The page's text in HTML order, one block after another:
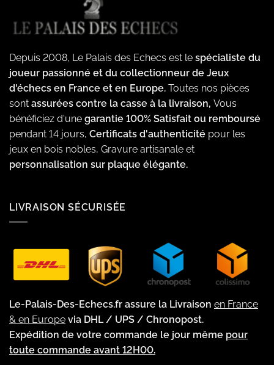
Depuis 2008, Le Palais des Echecs est le spécialiste du
joueur passionné et du collectionneur de Jeux
d'échecs en France et en Europe. Toutes nos pièces
sont assurées contre la casse à la livraison, Vous
bénéficiez d'une garantie 100% Satisfait ou remboursé
pendant 14 jours, Certificats d'authenticité pour les
jeux en bois nobles, Gravure artisanale et
personnalisation sur plaque élégante.
LIVRAISON SÉCURISÉE
Le-Palais-Des-Echecs.fr assure la Livraison en France
& en Europe via DHL / UPS / Chronopost.
Expédition de votre commande le jour même pour
toute commande avant 12H00.